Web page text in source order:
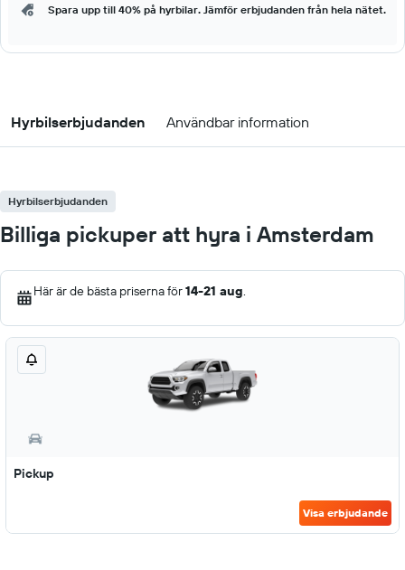
Spara upp till 40% på hyrbilar. Jämför erbjudanden från hela nätet.
Hyrbilserbjudanden Användbar information
Hyrbilserbjudanden
Billiga pickuper att hyra i Amsterdam
Här är de bästa priserna för14-21 aug.
Pickup
Visa erbjudande